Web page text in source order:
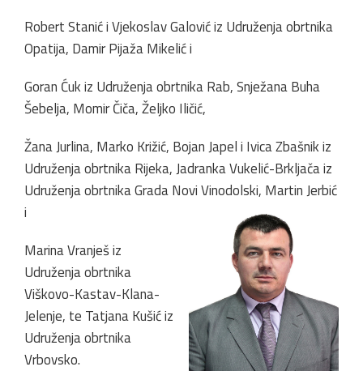
Robert Stanić i Vjekoslav Galović iz Udruženja obrtnika
Opatija, Damir Pijaža Mikelić i
Goran Ćuk iz Udruženja obrtnika Rab, Snježana Buha
Šebelja, Momir Čiča, Željko Iličić,
Žana Jurlina, Marko Križić, Bojan Japel i Ivica Zbašnik iz
Udruženja obrtnika Rijeka, Jadranka Vukelić-Brkljača iz
Udruženja obrtnika Grada Novi Vinodolski, Martin Jerbić
i
Marina Vranješ iz
Udruženja obrtnika
Viškovo-Kastav-Klana-
Jelenje, te Tatjana Kušić iz
Udruženja obrtnika
Vrbovsko.